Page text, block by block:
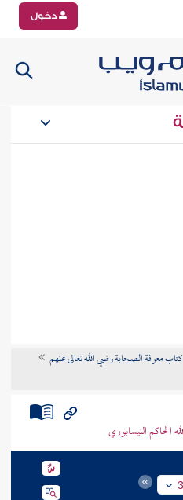
دخول
كتاب معرفة الصحابة رضي الله تعالى عنهم
الحاكم النيسابوري